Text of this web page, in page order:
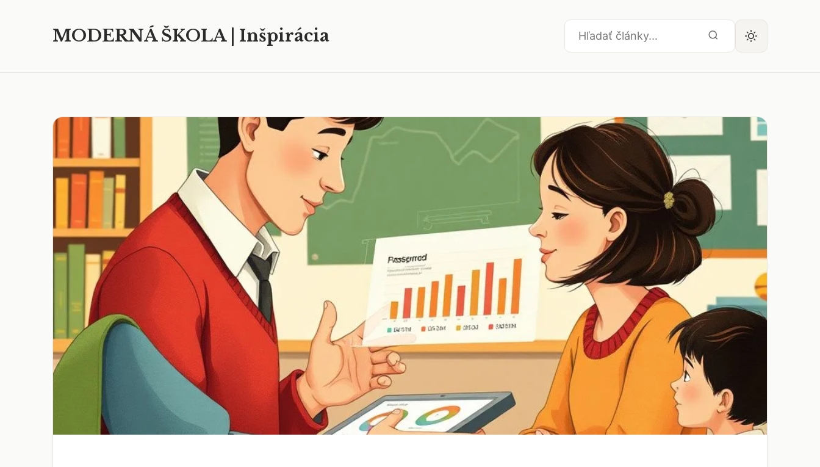
MODERNÁ ŠKOLA | Inšpirácia